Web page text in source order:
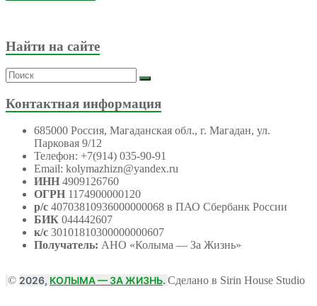
Найти на сайте
Контактная информация
685000 Россия, Магаданская обл., г. Магадан, ул.
Парковая 9/12
Телефон: +7(914) 035-90-91
Email: kolymazhizn@yandex.ru
ИНН 4909126760
ОГРН 1174900000120
р/с 40703810936000000068 в ПАО Сбербанк России
БИК 044442607
к/с 30101810300000000607
Получатель: АНО «Колыма — За Жизнь»
© 2026, КОЛЫМА — ЗА ЖИЗНЬ. Сделано в Sirin House Studio